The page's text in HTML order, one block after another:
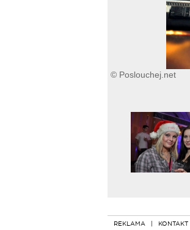
© Poslouchej.net
REKLAMA | KONTAKT